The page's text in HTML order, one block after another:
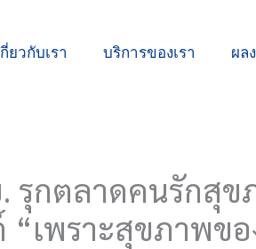
กี่ยวกับเรา บริการของเรา ผล
รุกตลาดคนรักสุ
“เพราะสุขภาพข